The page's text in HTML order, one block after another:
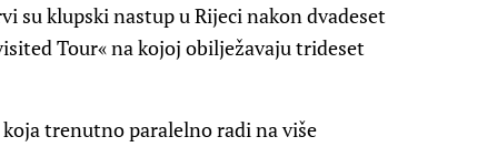
klupski nastup u Rijeci nakon dvadeset
Tour« na kojoj obilježavaju trideset
trenutno paralelno radi na više